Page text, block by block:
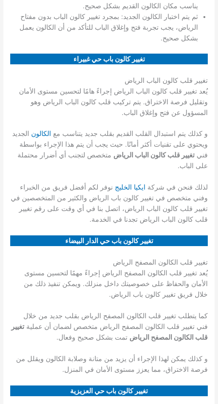
يناسب مكان الكالون القديم بشكل صحيح.
ثم يتم اختبار الكالون الجديد: بمجرد تغيير كالون الباب بدون مفتاح
الرياض، يجب تجربة فتح وإغلاق الباب للتأكد من أن الكالون يعمل
بشكل صحيح.
تغيير كالون باب حي غبيراء
تغيير قلب كالون الباب الرياض
يُعد تغيير قلب كالون الباب الرياض إجراءً هامًا لتحسين مستوى الأمان
وتقليل فرصة الاختراق. يتم تركيب قلب كالون الباب الرياض وهو
المسؤول عن فتح وإغلاق الباب.
و كذلك يتم استبدال القلب القديم بقلب جديد يتناسب مع الكالون الجديد
ويحتوي على تقنيات أكثر أمانًا. حيث يجب أن يتم هذا الإجراء بواسطة
فنيتغيير قلب كالون الباب الرياض متخصص لتجنب أي أضرار محتملة
على الباب.
لذلك فنحن في شركة ايكيا الخليج نوفر لكم أفضل فريق من الخبراء
وفني متخصص في تغيير كالون باب الرياض والكثير من المتخصصين في
تغيير قلب كالون الباب الرياض، اتصل بنا في أي وقت على رقم تغيير
قلب كالون الباب الرياض تجدنا في الخدمة.
تغيير كالون باب حي الدار البيضاء
تغيير قلب الكالون المصفح الرياض
يُعد تغيير قلب الكالون المصفح الرياض إجراءً مهمًا لتحسين مستوى
الأمان والحفاظ على خصوصيتك داخل منزلك. ويمكن تنفيذ ذلك من
خلال فريق تغيير كالون باب الرياض.
كما يتطلب تغيير قلب الكالون المصفح الرياض بقلب جديد من خلال
فني تغيير قلب الكالون المصفح الرياض متخصص لضمان أن عمليةتغيير
قلب الكالون المصفح الرياض تمت بشكل صحيح وفعال.
و كذلك يمكن لهذا الإجراء أن يزيد من متانة وصلابة الكالون ويقلل من
فرصة الاختراق، مما يعزز مستوى الأمان في المنزل.
تغيير كالون باب حي العزيزية